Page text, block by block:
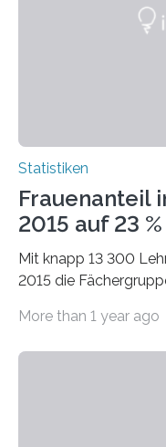
Statistiken
Frauenanteil
2015 auf 23
Mit knapp 13 300
2015 die
bei…
More than 1 year ago